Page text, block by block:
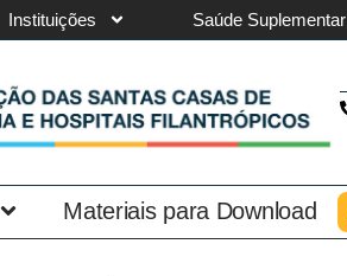
Instituições Saúde Suplementar
Materiais para Download